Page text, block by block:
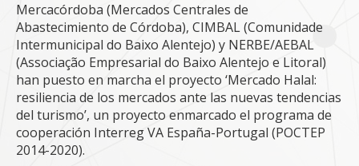
Mercacórdoba (Mercados Centrales de
Abastecimiento de Córdoba), CIMBAL (Comunidade
Intermunicipal do Baixo Alentejo) y NERBE/AEBAL
(Associação Empresarial do Baixo Alentejo e Litoral)
han puesto en marcha el proyecto ‘Mercado Halal:
resiliencia de los mercados ante las nuevas tendencias
del turismo’, un proyecto enmarcado el programa de
cooperación Interreg VA España-Portugal (POCTEP
2014-2020).